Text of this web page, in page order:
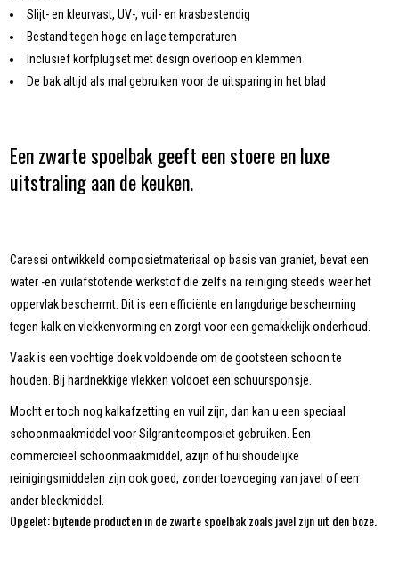
Slijt- en kleurvast, UV-, vuil- en krasbestendig
Bestand tegen hoge en lage temperaturen
Inclusief korfplugset met design overloop en klemmen
De bak altijd als mal gebruiken voor de uitsparing in het blad
Een zwarte spoelbak geeft een stoere en luxe
uitstraling aan de keuken.
Caressi ontwikkeld composietmateriaal op basis van graniet, bevat een
water -en vuilafstotende werkstof die zelfs na reiniging steeds weer het
oppervlak beschermt. Dit is een efficiënte en langdurige bescherming
tegen kalk en vlekkenvorming en zorgt voor een gemakkelijk onderhoud.
Vaak is een vochtige doek voldoende om de gootsteen schoon te
houden. Bij hardnekkige vlekken voldoet een schuursponsje.
Mocht er toch nog kalkafzetting en vuil zijn, dan kan u een speciaal
schoonmaakmiddel voor Silgranitcomposiet gebruiken. Een
commercieel schoonmaakmiddel, azijn of huishoudelijke
reinigingsmiddelen zijn ook goed, zonder toevoeging van javel of een
ander bleekmiddel.
Opgelet: bijtende producten in de zwarte spoelbak zoals javel zijn uit den boze.